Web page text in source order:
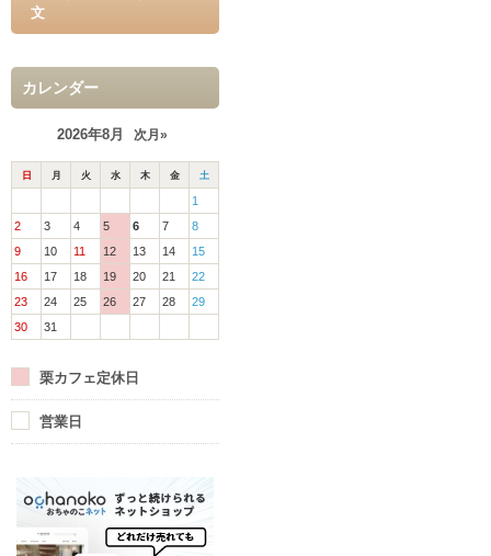
文
カレンダー
2026年8月 次月»
日 月 火 水 木 金 土
1
2
3 4 5 6 7
8
9
10 11 12 13 14
15
16
17 18 19 20 21
22
23
24 25 26 27 28
29
30
31
栗カフェ定休日
営業日